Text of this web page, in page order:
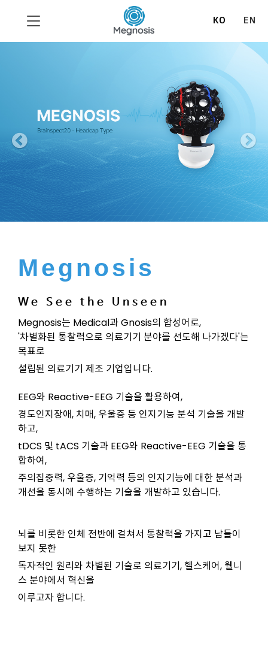
KO EN
Previous
Megnosis
We See the Unseen
Megnosis는 Medical과 Gnosis의 합성어로,
'차별화된 통찰력으로 의료기기 분야를 선도해 나가겠다'는
목표로
설립된 의료기기 제조 기업입니다.
EEG와 Reactive-EEG 기술을 활용하여,
경도인지장애, 치매, 우울증 등 인지기능 분석 기술을 개발
하고,
tDCS 및 tACS 기술과 EEG와 Reactive-EEG 기술을 통
합하여,
주의집중력, 우울증, 기억력 등의 인지기능에 대한 분석과
개선을 동시에 수행하는 기술을 개발하고 있습니다.
뇌를 비롯한 인체 전반에 걸쳐서 통찰력을 가지고 남들이
보지 못한
독자적인 원리와 차별된 기술로 의료기기, 헬스케어, 웰니
스 분야에서 혁신을
이루고자 합니다.